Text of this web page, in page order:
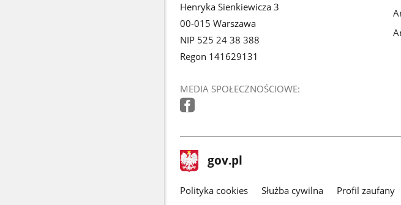
Henryka Sienkiewicza 3
00-015 Warszawa
NIP 525 24 38 388
Regon 141629131
MEDIA SPOŁECZNOŚCIOWE:
stopka
gov.pl Strona
gov.pl
gov.pl
Polityka cookies Służba cywilna Profil zaufany